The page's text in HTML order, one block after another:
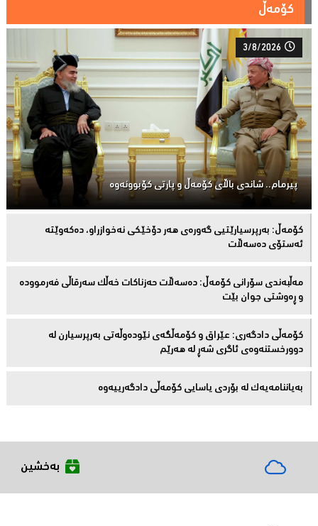
کۆمەڵ
3/8/2026
پیرمام.. شاندی باڵای كۆمه‌ڵ و پارتی كۆبوونه‌وه‌
كۆمەڵ: بەرپرسیارێتیی گەورەی هەر دۆخێکی نەخوازراو، دەكەوێتە
ئەستۆی دەسەڵات
مەڵبەندى سۆرانى کۆمەڵ: دەسەڵات حەزناکات خەڵک سەرقاڵى فەرموودە
و ڕەوشتى جوان بێت
کۆمەڵى دادگەرى: عێراق و كۆمەڵگەی نێودەوڵەتی بەرپرسیارن لە
دوورخستنەوەى ئاگری شەڕ لە هەرێم
بەیاننامەیەک لە بۆردی یاسایی کۆمەڵی دادگەرییەوە
بەخشین